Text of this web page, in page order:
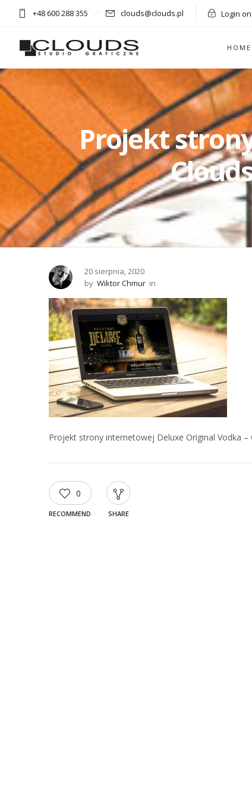
+48 600 288 355 clouds@clouds.pl Login
HOME
Projekt
20 sierpnia, 2020
by Wiktor Chmur in
Projekt strony internetowej Deluxe Original Vodka –
0
RECOMMEND SHARE